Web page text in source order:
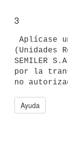
3
(Unidades
SEMILER
por la
Ayuda